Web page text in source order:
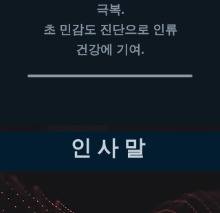
극복.
​초 민감도 진단으로 인류
건강에 기여.
​인 사 말